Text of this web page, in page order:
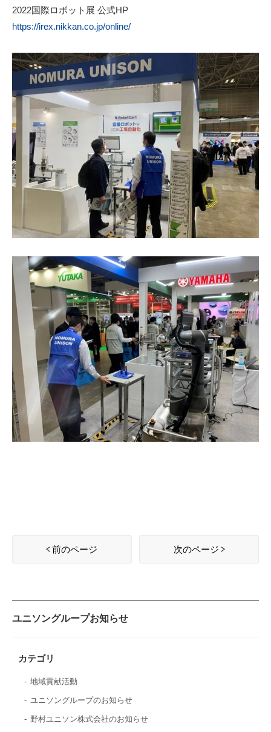
2022国際ロボット展 公式HP
https://irex.nikkan.co.jp/online/
前のページ 次のページ
ユニソングループお知らせ
カテゴリ
地域貢献活動
ユニソングループのお知らせ
野村ユニソン株式会社のお知らせ